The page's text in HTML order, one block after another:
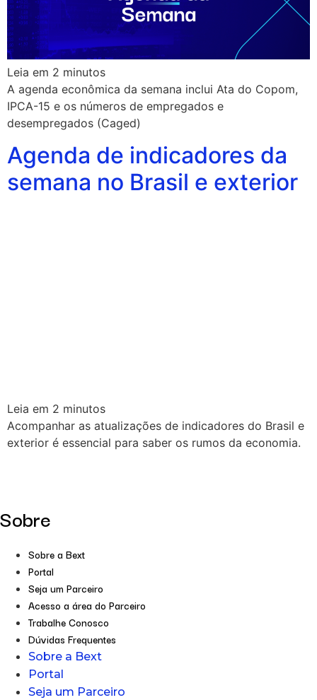
Leia em 2 minutos
A agenda econômica da semana inclui Ata do Copom,
IPCA-15 e os números de empregados e
desempregados (Caged)
Agenda de indicadores da
semana no Brasil e exterior
Leia em 2 minutos
Acompanhar as atualizações de indicadores do Brasil e
exterior é essencial para saber os rumos da economia.
Sobre
Sobre a Bext
Portal
Seja um Parceiro
Acesso a área do Parceiro
Trabalhe Conosco
Dúvidas Frequentes
Sobre a Bext
Portal
Seja um Parceiro